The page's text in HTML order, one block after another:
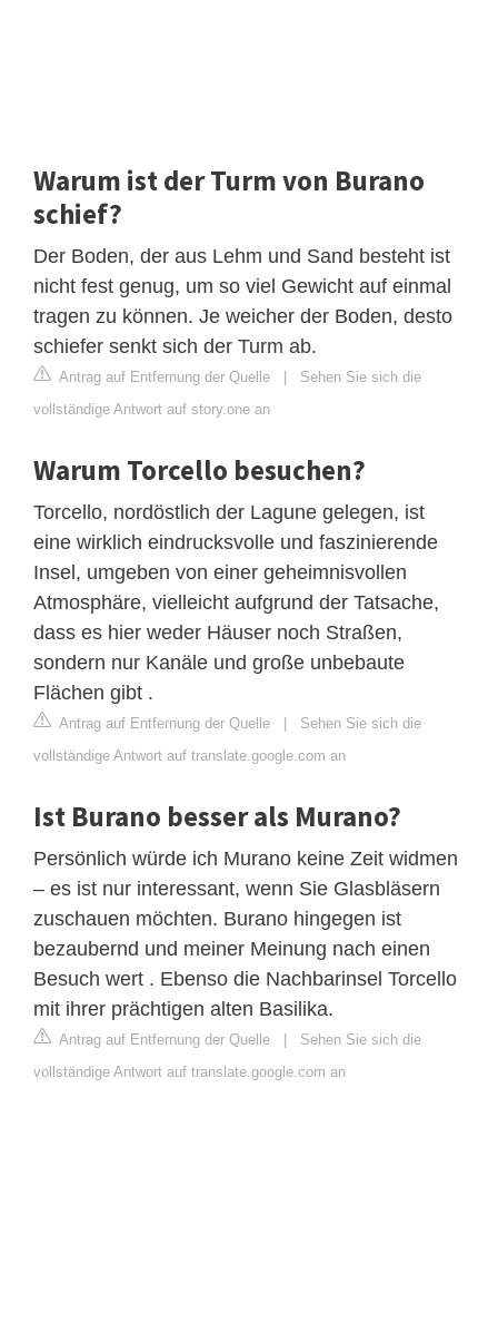
Warum ist der Turm von Burano
schief?
Der Boden, der aus Lehm und Sand besteht ist
nicht fest genug, um so viel Gewicht auf einmal
tragen zu können. Je weicher der Boden, desto
schiefer senkt sich der Turm ab.
Antrag auf Entfernung der Quelle | Sehen Sie sich die
vollständige Antwort auf story.one an
Warum Torcello besuchen?
Torcello, nordöstlich der Lagune gelegen, ist
eine wirklich eindrucksvolle und faszinierende
Insel, umgeben von einer geheimnisvollen
Atmosphäre, vielleicht aufgrund der Tatsache,
dass es hier weder Häuser noch Straßen,
sondern nur Kanäle und große unbebaute
Flächen gibt .
Antrag auf Entfernung der Quelle | Sehen Sie sich die
vollständige Antwort auf translate.google.com an
Ist Burano besser als Murano?
Persönlich würde ich Murano keine Zeit widmen
– es ist nur interessant, wenn Sie Glasbläsern
zuschauen möchten. Burano hingegen ist
bezaubernd und meiner Meinung nach einen
Besuch wert . Ebenso die Nachbarinsel Torcello
mit ihrer prächtigen alten Basilika.
Antrag auf Entfernung der Quelle | Sehen Sie sich die
vollständige Antwort auf translate.google.com an